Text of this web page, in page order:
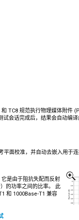
TC8 规范执行物理媒体附件
会话完成后，结果会自动编
面校准，并自动去嵌入用于连
是由于阻抗失配而反射
的功率之间的比率。 此
和 1000Base-T1 兼容